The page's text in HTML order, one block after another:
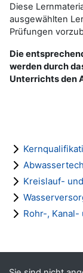
Diese
ausgewählten
Prüfungen
Die
werden durch
Unterrichts den
Kreislauf-
Rohr-,